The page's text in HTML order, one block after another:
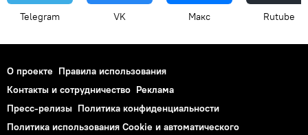
Telegram VK Макс Rutube
О проекте Правила использования
Контакты и сотрудничество Реклама
Пресс-релизы Политика конфиденциальности
Политика использования Cookie и автоматического